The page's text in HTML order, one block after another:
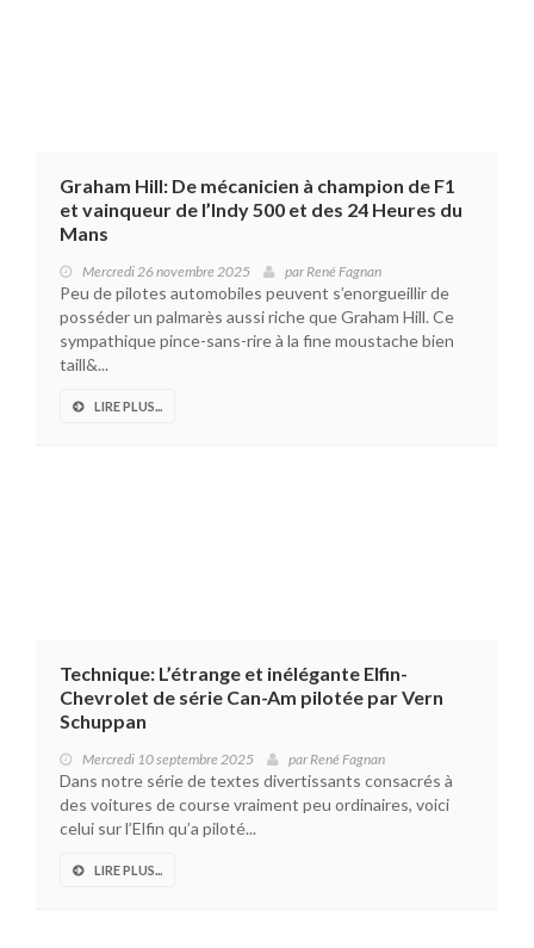
Graham Hill: De mécanicien à champion de F1
et vainqueur de l’Indy 500 et des 24 Heures du
Mans
Mercredi 26 novembre 2025 parRené Fagnan
Peu de pilotes automobiles peuvent s’enorgueillir de
posséder un palmarès aussi riche que Graham Hill. Ce
sympathique pince-sans-rire à la fine moustache bien
taill&...
LIRE PLUS...
Technique: L’étrange et inélégante Elfin-
Chevrolet de série Can-Am pilotée par Vern
Schuppan
Mercredi 10 septembre 2025 parRené Fagnan
Dans notre série de textes divertissants consacrés à
des voitures de course vraiment peu ordinaires, voici
celui sur l’Elfin qu’a piloté...
LIRE PLUS...